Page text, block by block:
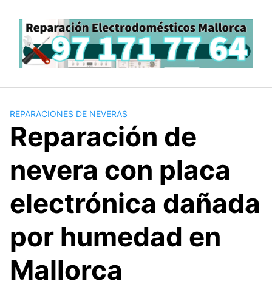
contenido
REPARACIONES DE NEVERAS
Reparación de
nevera con placa
electrónica dañada
por humedad en
Mallorca